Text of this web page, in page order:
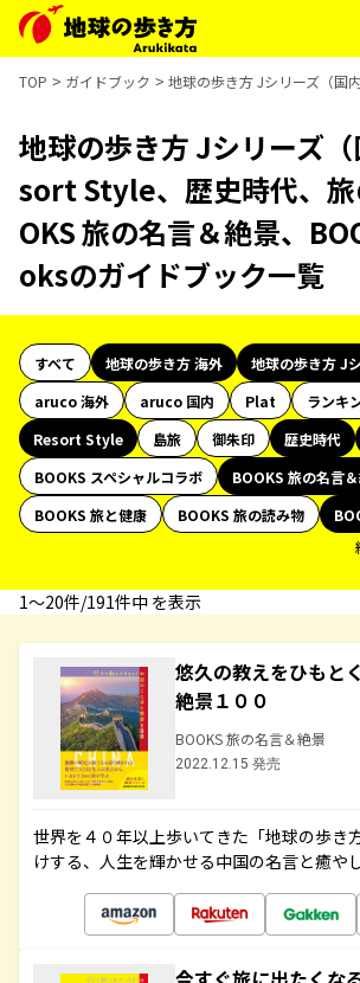
TOP ガイドブック 地球の歩き方 Jシリーズ（国
地球の歩き方 Jシリーズ
sort Style、歴史時代、旅
OKS 旅の名言＆絶景、
oksのガイドブック一覧
すべて 地球の歩き方 海外
地球の歩き方 J
aruco 海外
aruco 国内 Plat
ランキ
Resort Style
島旅 御朱印 歴史時代
BOOKS スペシャルコラボ
BOOKS 旅の名言
BOOKS 旅と健康
BOOKS 旅の読み物
1〜20件/191件中 を表示
悠久の教えをひもと
絶景１００
BOOKS 旅の名言＆絶景
2022.12.15 発売
世界を４０年以上歩いてきた「地球の歩き
けする、人生を輝かせる中国の名言と癒や